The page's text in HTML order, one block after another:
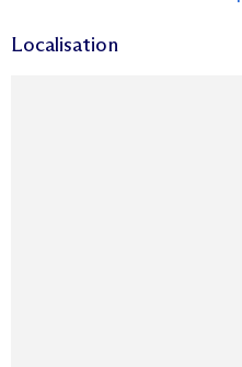
Localisation